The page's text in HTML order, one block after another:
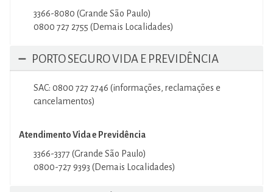
3366-8080 (Grande São Paulo)
0800 727 2755 (Demais Localidades)
PORTO SEGURO VIDA E PREVIDÊNCIA
SAC: 0800 727 2746 (informações, reclamações e
cancelamentos)
Atendimento Vida e Previdência
3366-3377 (Grande São Paulo)
0800-727 9393 (Demais Localidades)